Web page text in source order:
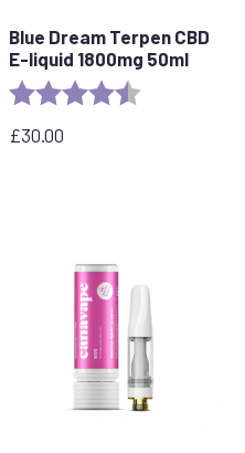
Blue Dream Terpen CBD
E-liquid 1800mg 50ml
Rating:
£30.00